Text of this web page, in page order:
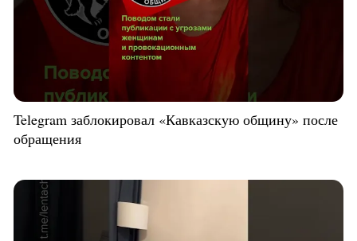
Telegram заблокировал «Кавказскую общину» после
обращения